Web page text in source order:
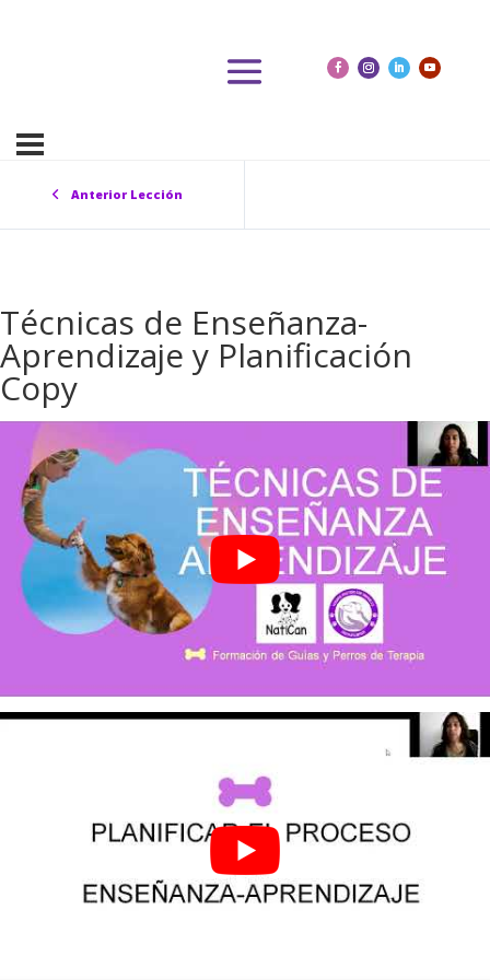
Anterior Lección
Técnicas de Enseñanza-
Aprendizaje y Planificación
Copy